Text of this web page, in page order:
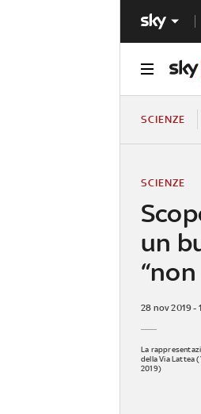
SCIENZE
un
SCIENZE
28 nov 2019 -
La
della Via Lattea
2019)